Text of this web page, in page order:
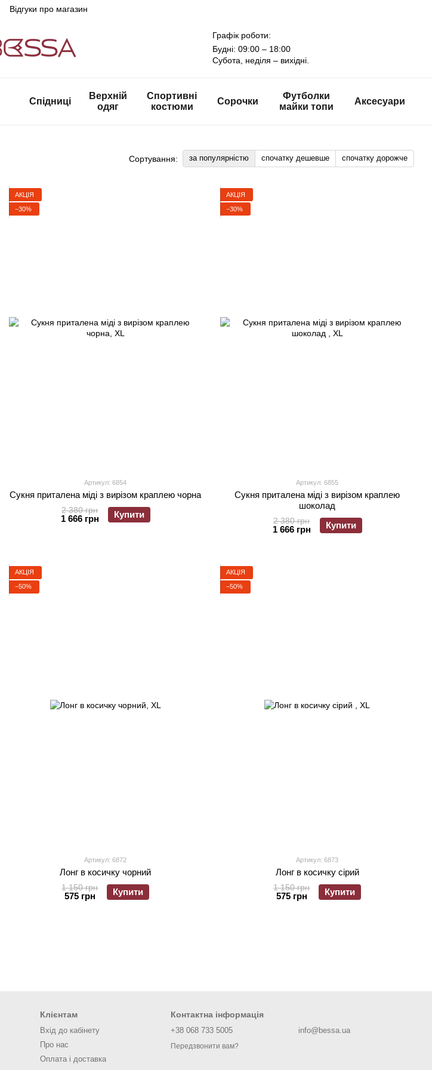
Відгуки про магазин
Графік роботи:
Будні: 09:00 – 18:00
Субота, неділя – вихідні.
Спідниці
Верхній
одяг
Спортивні
костюми
Сорочки
Футболки
майки топи
Аксесуари
Сортування: за популярністю спочатку дешевше спочатку дорожче
АКЦІЯ
−30%
Артикул: 6854
Сукня приталена міді з вирізом краплею чорна
2 380 грн
1 666 грн Купити
АКЦІЯ
−30%
Артикул: 6855
Сукня приталена міді з вирізом краплею
шоколад
2 380 грн
1 666 грн Купити
АКЦІЯ
−50%
Артикул: 6872
Лонг в косичку чорний
1 150 грн
575 грн Купити
АКЦІЯ
−50%
Артикул: 6873
Лонг в косичку сірий
1 150 грн
575 грн Купити
Клієнтам
Вхід до кабінету
Про нас
Оплата і доставка
Контактна інформація
+38 068 733 5005
Передзвонити вам?
info@bessa.ua